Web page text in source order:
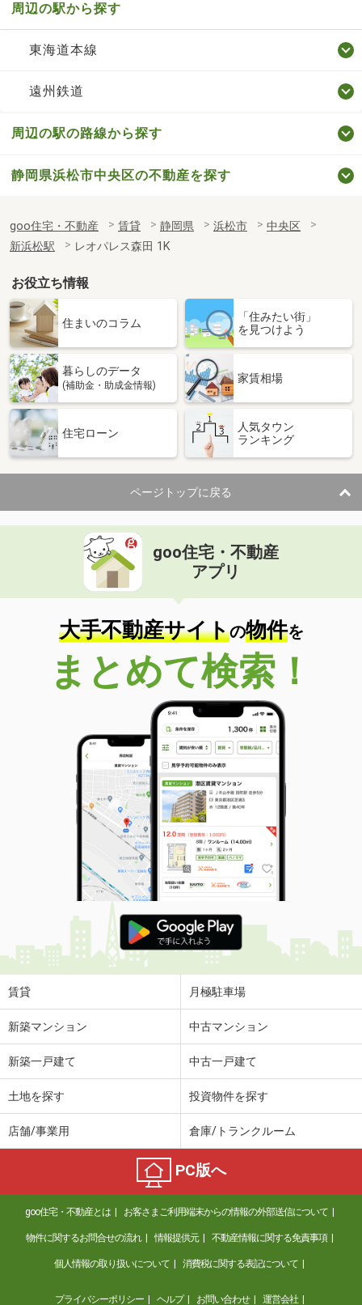
周辺の駅から探す
東海道本線
遠州鉄道
周辺の駅の路線から探す
静岡県浜松市中央区の不動産を探す
goo住宅・不動産 賃貸 静岡県 浜松市
中央区
新浜松駅
レオパレス森田 1K
お役立ち情報
住まいのコラム
「住みたい街」
を見つけよう
暮らしのデータ
(補助金・助成金情報)
家賃相場
住宅ローン
人気タウン
ランキング
ページトップに戻る
goo住宅・不動産
アプリ
大手不動産サイトの物件を
まとめて検索！
賃貸 月極駐車場
新築マンション 中古マンション
新築一戸建て 中古一戸建て
土地を探す 投資物件を探す
店舗/事業用 倉庫/トランクルーム
PC版へ
goo住宅・不動産とは お客さまご利用端末からの情報の外部送信について
物件に関するお問合せの流れ 情報提供元 不動産情報に関する免責事項
個人情報の取り扱いについて 消費税に関する表記について
プライバシーポリシー ヘルプ お問い合わせ 運営会社